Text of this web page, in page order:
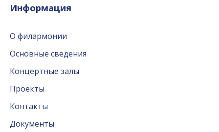
Информация
О филармонии
Основные сведения
Концертные залы
Проекты
Контакты
Документы